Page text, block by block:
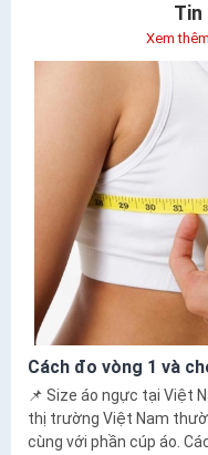
Tin
Xem thêm
Cách đo vòng 1 và
📌 Size áo ngực tại Việt
thị trường Việt Nam
cùng với phần cúp áo.